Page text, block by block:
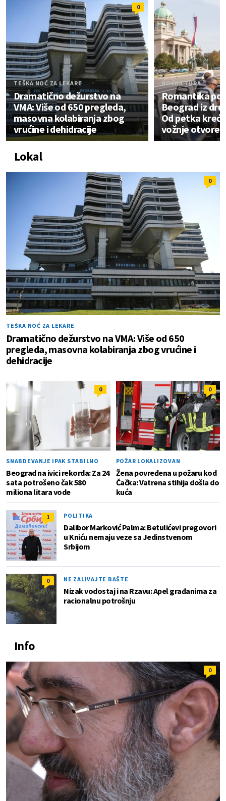
0
TEŠKA NOĆ ZA LEKARE
Dramatično dežurstvo na
VMA: Više od 650 pregleda,
masovna kolabiranja zbog
vrućine i dehidracije
NOĆNA TURA
Romantika
Beograd iz
Od petka
vožnje
Lokal
0
TEŠKA NOĆ ZA LEKARE
Dramatično dežurstvo na VMA: Više od 650
pregleda, masovna kolabiranja zbog vrućine i
dehidracije
0
SNABDEVANJE IPAK STABILNO
Beograd na ivici rekorda: Za 24
sata potrošeno čak 580
miliona litara vode
0
POŽAR LOKALIZOVAN
Žena povređena u požaru kod
Čačka: Vatrena stihija došla do
kuća
1 POLITIKA
Dalibor Marković Palma: Betulićevi pregovori
u Kniću nemaju veze sa Jedinstvenom
Srbijom
0 NE ZALIVAJTE BAŠTE
Nizak vodostaj i na Rzavu: Apel građanima za
racionalnu potrošnju
Info
0